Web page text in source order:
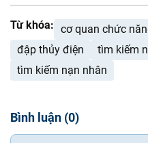
Từ khóa: cơ quan chức
đập thủy điện
tìm kiếm
tìm kiếm nạn nhân
Bình luận (0)